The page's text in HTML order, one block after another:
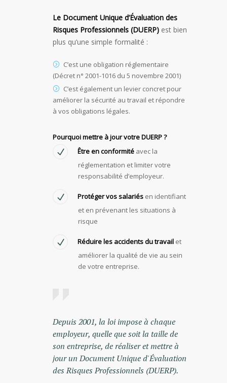
Le Document Unique d’Évaluation des
Risques Professionnels (DUERP) est bien
plus qu’une simple formalité :
C’est une obligation réglementaire
(Décret n° 2001-1016 du 5 novembre 2001)
C’est également un levier concret pour
améliorer la sécurité au travail et répondre
à vos obligations légales.
Pourquoi mettre à jour votre DUERP ?
Être en conformité avec la
réglementation et limiter votre
responsabilité d’employeur.
Protéger vos salariés en identifiant
et en prévenant les situations à
risque
Réduire les accidents du travail et
améliorer la qualité de vie au sein
de votre entreprise.
Depuis 2001, la loi impose à chaque
employeur, quelle que soit la taille de
son entreprise, de réaliser et mettre à
jour un Document Unique d'Évaluation
des Risques Professionnels (DUERP).